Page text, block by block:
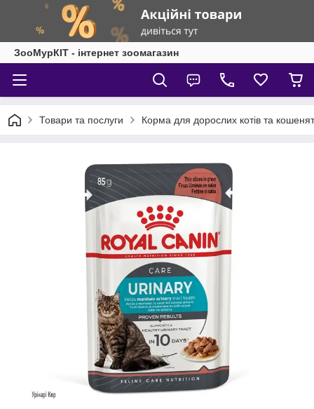
ЗооМурКІТ - інтернет зоомагазин
Товари та послуги Корма для дорослих котів та кошенят